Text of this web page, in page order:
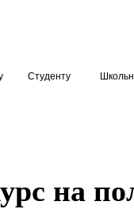
Студенту
на